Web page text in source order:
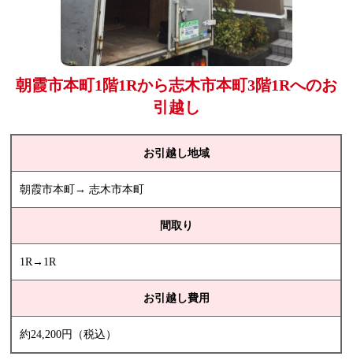
朝霞市本町1階1Rから志木市本町3階1Rへのお
引越し
お引越し地域
朝霞市本町→ 志木市本町
間取り
1R→1R
お引越し費用
約24,200円（税込）